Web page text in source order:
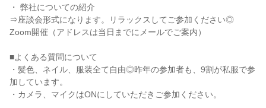
・ 弊社についての紹介
⇒座談会形式になります。リラックスしてご参加ください◎
Zoom開催（アドレスは当日までにメールでご案内）
■よくある質問について
・髪色、ネイル、服装全て自由◎昨年の参加者も、9割が私服で参
加しています。
・カメラ、マイクはONにしていただきご参加ください。